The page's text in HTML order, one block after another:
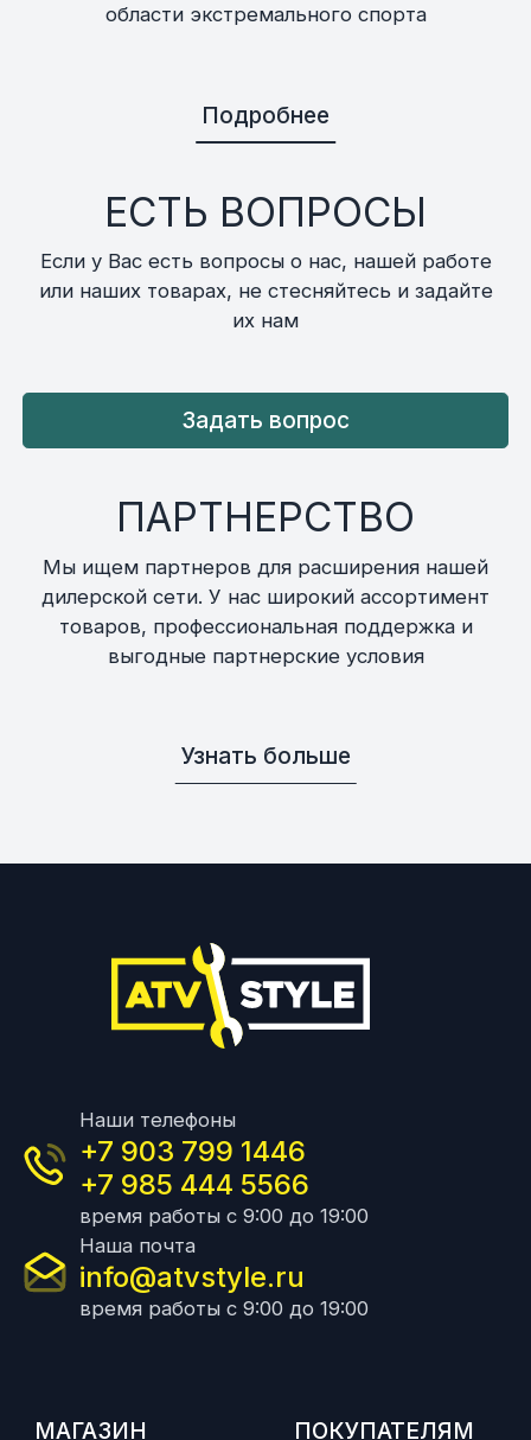
области экстремального спорта
Подробнее
ЕСТЬ ВОПРОСЫ
Если у Вас есть вопросы о нас, нашей работе
или наших товарах, не стесняйтесь и задайте
их нам
Задать вопрос
ПАРТНЕРСТВО
Мы ищем партнеров для расширения нашей
дилерской сети. У нас широкий ассортимент
товаров, профессиональная поддержка и
выгодные партнерские условия
Узнать больше
Наши телефоны
+7 903 799 1446
+7 985 444 5566
время работы с 9:00 до 19:00
Наша почта
info@atvstyle.ru
время работы с 9:00 до 19:00
МАГАЗИН ПОКУПАТЕЛЯМ